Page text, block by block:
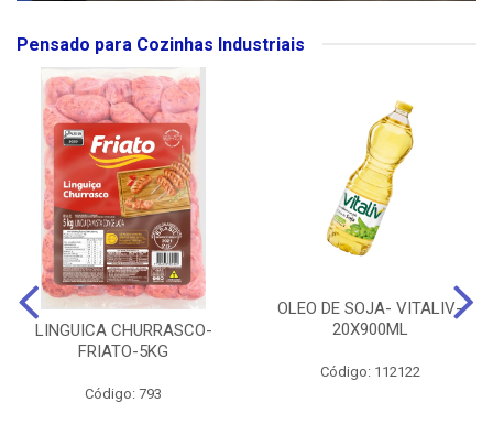
Pensado para Cozinhas Industriais
LINGUICA CHURRASCO-
FRIATO-5KG
Código: 793
OLEO DE SOJA- VITALIV-
20X900ML
Código: 112122